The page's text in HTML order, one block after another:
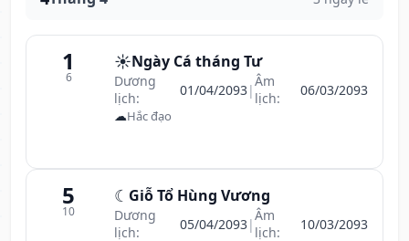
1
6
☀️Ngày Cá tháng Tư
Dương
lịch:
01/04/2093|Âm
lịch:
06/03/2093
☁Hắc đạo
5
10
☾ Giỗ Tổ Hùng Vương
Dương
lịch:
05/04/2093|Âm
lịch:
10/03/2093